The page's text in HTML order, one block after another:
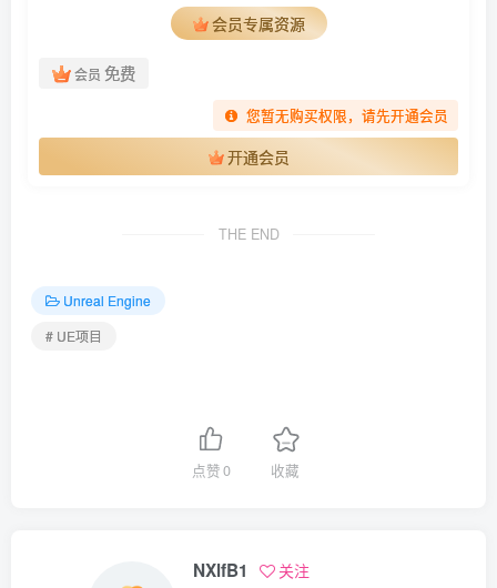
会员专属资源
会员 免费
您暂无购买权限，请先开通会员
开通会员
THE END
Unreal Engine
# UE项目
点赞0 收藏
NXlfB1 关注